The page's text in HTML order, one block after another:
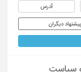
آدرس
پیشنهاد دیگران
و سیاست